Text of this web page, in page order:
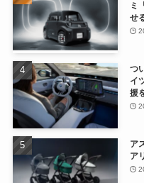
ミ
せ
つ
イ
援
ア
ア